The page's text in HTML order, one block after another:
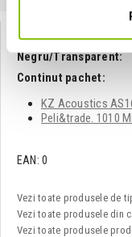
KZ AS16 Pro Black
Negru/Transparent:
Continut pachet:
KZ Acoustics
Peli&trade. 1010
EAN: 0
Vezi toate produsele de
Vezi toate produsele din
Vezi toate produsele